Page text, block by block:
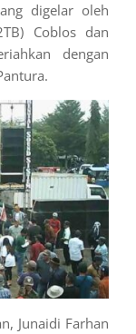
digelar oleh
Coblos dan
dengan
Junaidi Farhan